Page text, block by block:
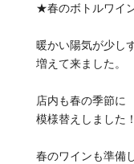
★春のボトルワイ
暖かい陽気が少し
増えて来ました。
店内も春の季節に
模様替えしました！
春のワインも準備